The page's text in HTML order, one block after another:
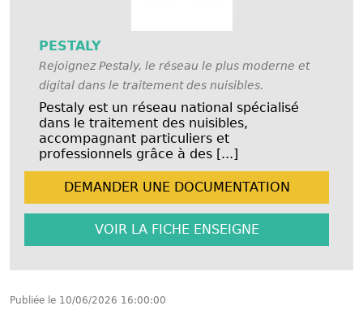
PESTALY
Rejoignez Pestaly, le réseau le plus moderne et
digital dans le traitement des nuisibles.
Pestaly est un réseau national spécialisé
dans le traitement des nuisibles,
accompagnant particuliers et
professionnels grâce à des [...]
DEMANDER UNE DOCUMENTATION
VOIR LA FICHE ENSEIGNE
Publiée le 10/06/2026 16:00:00